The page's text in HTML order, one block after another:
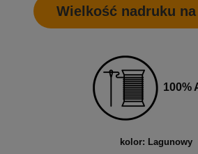
Wielkość nadruku
100%
kolor: Lagunowy